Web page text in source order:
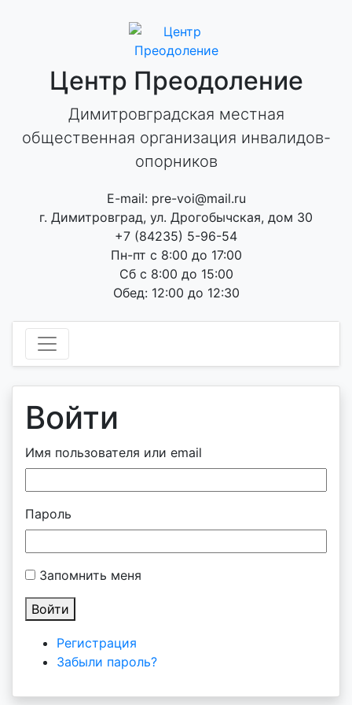
Центр Преодоление
Димитровградская местная
общественная организация инвалидов-
опорников
E-mail: pre-voi@mail.ru
г. Димитровград, ул. Дрогобычская, дом 30
+7 (84235) 5-96-54
Пн-пт с 8:00 до 17:00
Сб с 8:00 до 15:00
Обед: 12:00 до 12:30
Войти
Имя пользователя или email
Пароль
Запомнить меня
Войти
Регистрация
Забыли пароль?